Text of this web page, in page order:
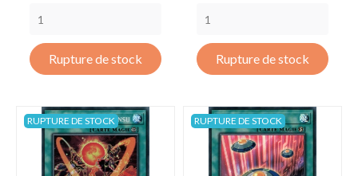
Rupture de stock Rupture de stock
RUPTURE DE STOCK RUPTURE DE STOCK